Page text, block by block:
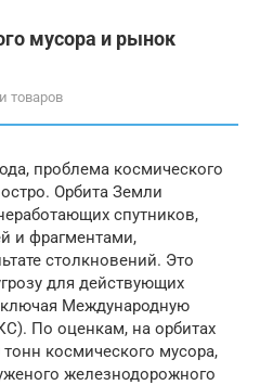
мусора и рынок
товаров
проблема космического
Орбита Земли
спутников,
и фрагментами,
столкновений. Это
для действующих
Международную
По оценкам, на орбитах
космического мусора,
железнодорожного